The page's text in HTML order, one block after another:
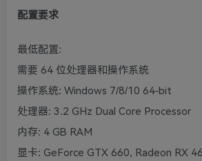
配置要求
最低配置:
需要 64 位处理器和操作系统
操作系统: Windows 7/8/10 64-bit
处理器: 3.2 GHz Dual Core Processor
内存: 4 GB RAM
显卡: GeForce GTX 660, Radeon RX